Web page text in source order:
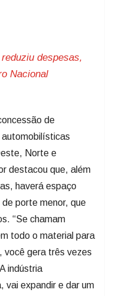
despesas,
Nacional
de
automobilísticas
Norte e
destacou que, além
haverá espaço
porte menor, que
“Se chamam
todo o material para
você gera três vezes
indústria
vai expandir e dar um